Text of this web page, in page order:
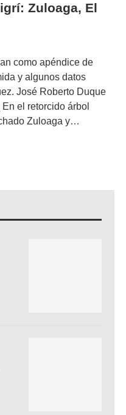
Zuloaga, El
como apéndice de
y algunos datos
José Roberto Duque
el retorcido árbol
Zuloaga y…